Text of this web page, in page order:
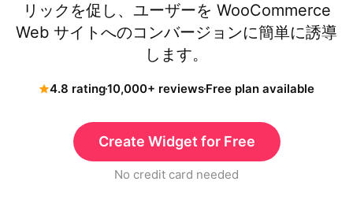
リックを促し、ユーザーを WooCommerce
Web サイトへのコンバージョンに簡単に誘導
します。
4.8 rating10,000+ reviewsFree plan available
Create Widget for Free
No credit card needed